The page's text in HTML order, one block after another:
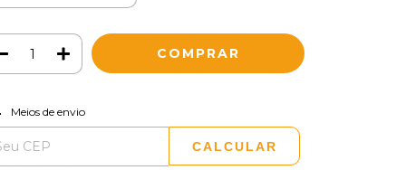
para o CEP:
Meios de envio
CALCULAR